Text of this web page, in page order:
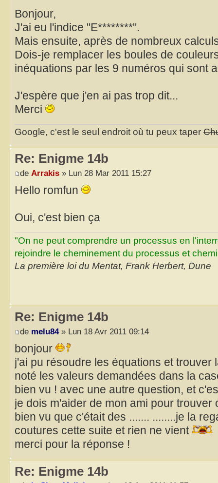
Bonjour,
J'ai eu l'indice "E********".
Mais ensuite, après de nombreux
Dois-je remplacer les boules de
inéquations par les 9 numéros qui sont
J'espère que j'en ai pas trop dit...
Merci
Google, c'est le seul endroit où tu peux taper
Re: Enigme 14b
de Arrakis » Lun 28 Mar 2011 15:27
Hello romfun
Oui, c'est bien ça
"On ne peut comprendre un processus en
rejoindre le cheminement du processus et
La première loi du Mentat, Frank Herbert, Dune
Re: Enigme 14b
de melu84» Lun 18 Avr 2011 09:14
bonjour
j'ai pu résoudre les équations et trouver
noté les valeurs demandées dans la
bien vu ! avec une autre question, et
je dois m'aider de mon ami pour trouver
bien vu que c'était des ....... ........je la
coutures cette suite et rien ne vient
merci pour la réponse !
Re: Enigme 14b